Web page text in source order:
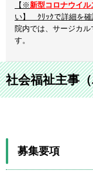
【※新型コロナウイル
い】 ｸﾘｯｸで詳細を確
院内では、サージカ
す。
社会福祉主事
募集要項